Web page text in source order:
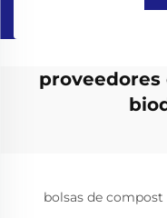
proveedores
bolsas de